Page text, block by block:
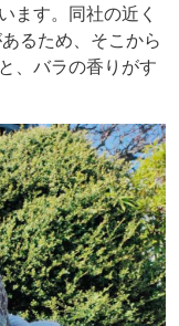
ます。同社の近く
るため、そこから
、バラの香りがす